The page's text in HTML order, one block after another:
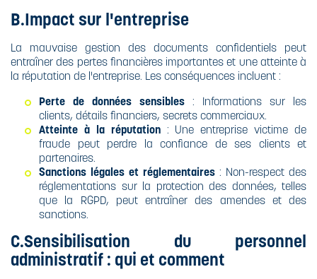
B.Impact sur l'entreprise
La mauvaise gestion des documents confidentiels peut
entraîner des pertes financières importantes et une atteinte à
la réputation de l'entreprise. Les conséquences incluent :
Perte de données sensibles : Informations sur les
clients, détails financiers, secrets commerciaux.
Atteinte à la réputation: Une entreprise victime de
fraude peut perdre la confiance de ses clients et
partenaires.
Sanctions légales et réglementaires : Non-respect des
réglementations sur la protection des données, telles
que la RGPD, peut entraîner des amendes et des
sanctions.
C.Sensibilisation du personnel
administratif : qui et comment